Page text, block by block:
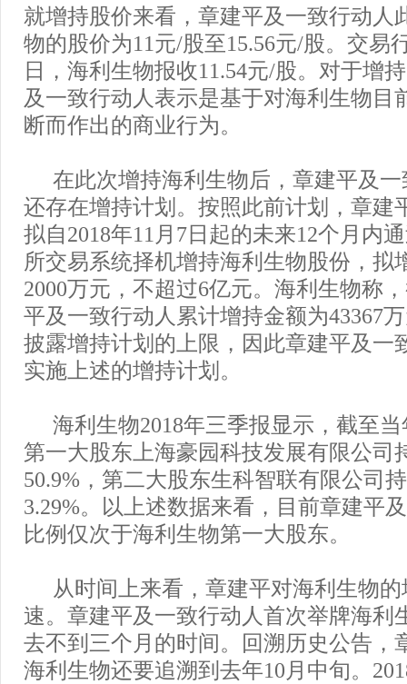
就增持股价来看，章建平及一致行动人
物的股价为11元/股至15.56元/股。交易
日，海利生物报收11.54元/股。对于增
及一致行动人表示是基于对海利生物目
断而作出的商业行为。
在此次增持海利生物后，章建平及
还存在增持计划。按照此前计划，章建
拟自2018年11月7日起的未来12个月内
所交易系统择机增持海利生物股份，拟
2000万元，不超过6亿元。海利生物称
平及一致行动人累计增持金额为43367
披露增持计划的上限，因此章建平及一
实施上述的增持计划。
海利生物2018年三季报显示，截至
第一大股东上海豪园科技发展有限公司
50.9%，第二大股东生科智联有限公司
3.29%。以上述数据来看，目前章建平
比例仅次于海利生物第一大股东。
从时间上来看，章建平对海利生物
速。章建平及一致行动人首次举牌海利
去不到三个月的时间。回溯历史公告，
海利生物还要追溯到去年10月中旬。